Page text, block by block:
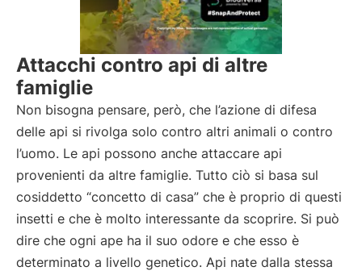
Attacchi contro api di altre
famiglie
Non bisogna pensare, però, che l’azione di difesa
delle api si rivolga solo contro altri animali o contro
l’uomo. Le api possono anche attaccare api
provenienti da altre famiglie. Tutto ciò si basa sul
cosiddetto “concetto di casa” che è proprio di questi
insetti e che è molto interessante da scoprire. Si può
dire che ogni ape ha il suo odore e che esso è
determinato a livello genetico. Api nate dalla stessa